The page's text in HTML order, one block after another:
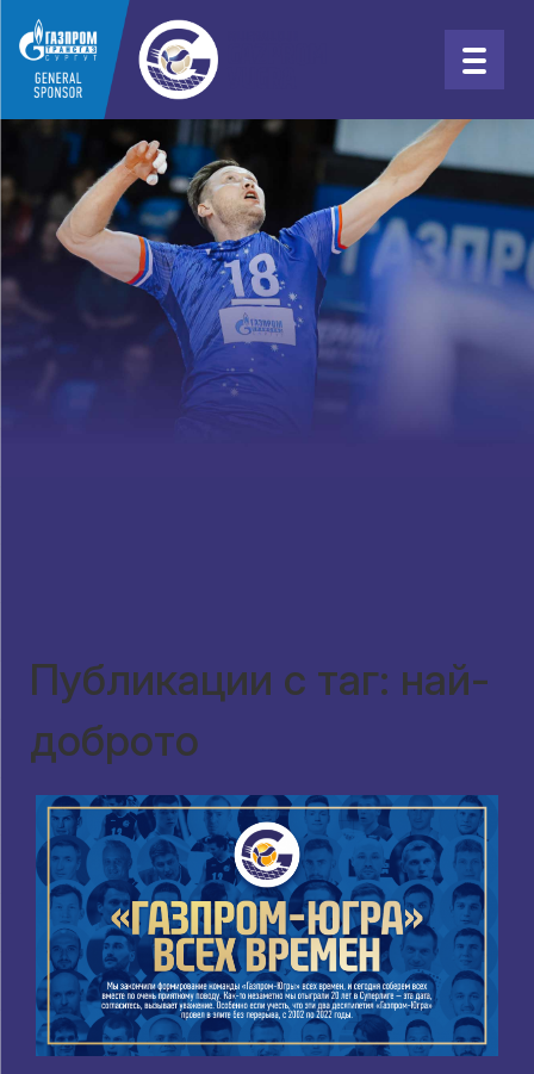
Публикации с таг: най-
доброто